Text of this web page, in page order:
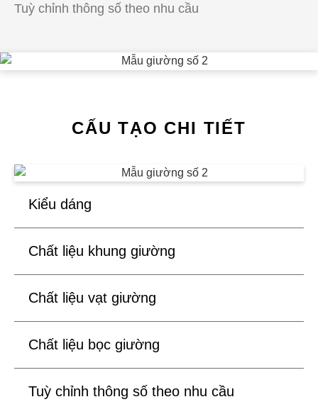
Tuỳ chỉnh thông số theo nhu cầu
CẤU TẠO CHI TIẾT
Kiểu dáng
Chất liệu khung giường
Chất liệu vạt giường
Chất liệu bọc giường
Tuỳ chỉnh thông số theo nhu cầu